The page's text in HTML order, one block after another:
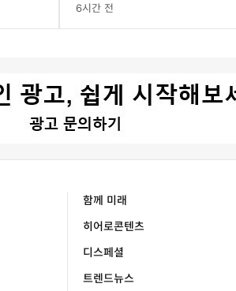
6시간 전
함께 미래
히어로콘텐츠
디스페셜
트렌드뉴스